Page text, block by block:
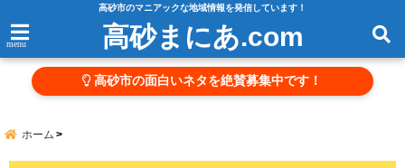
高砂市のマニアックな地域情報を発信しています！
menu 高砂まにあ.com
高砂市の面白いネタを絶賛募集中です！
ホーム